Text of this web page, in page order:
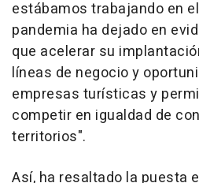
estábamos trabajando en
pandemia ha dejado en
que acelerar su
líneas de negocio y
empresas turísticas y
competir en igualdad de
territorios".
Así, ha resaltado la puesta